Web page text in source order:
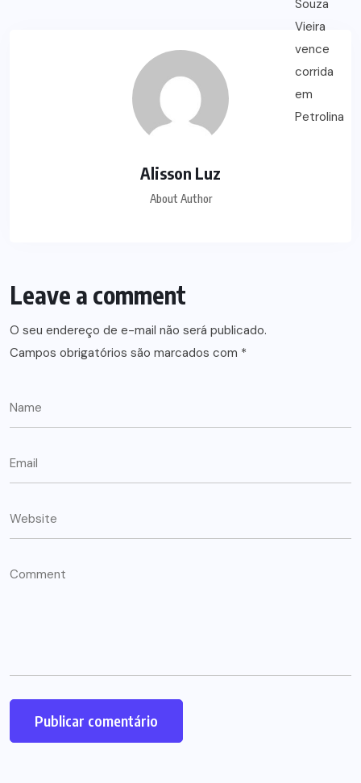
Alisson Luz
About Author
Leave a comment
O seu endereço de e-mail não será publicado.
Campos obrigatórios são marcados com *